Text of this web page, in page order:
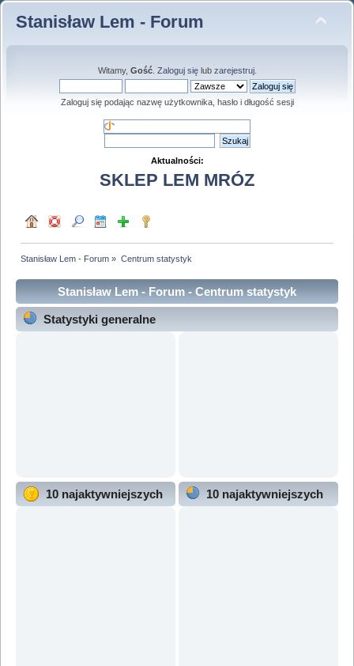
Stanisław Lem - Forum
Witamy, Gość. Zaloguj sięlub zarejestruj.
Zaloguj się podając nazwę użytkownika, hasło i długość sesji
Aktualności:
SKLEP LEM MRÓZ
Stanisław Lem - Forum » Centrum statystyk
Stanisław Lem - Forum - Centrum statystyk
Statystyki generalne
10 najaktywniejszych
10 najaktywniejszych